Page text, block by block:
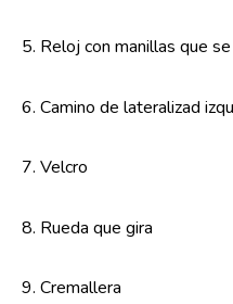
5. Reloj con manillas que
6. Camino de lateralizad
7. Velcro
8. Rueda que gira
9. Cremallera